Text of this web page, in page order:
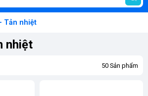
Tản nhiệt
nhiệt
50 Sản phẩm